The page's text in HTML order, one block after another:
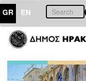
GR EN
ΔΗΜΟΣ
Δελτία
Τύπου